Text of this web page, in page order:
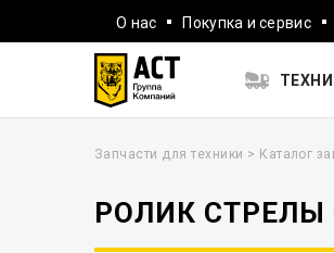
О нас Покупка и сервис
Запчасти для техники > Каталог
РОЛИК СТРЕЛЫ